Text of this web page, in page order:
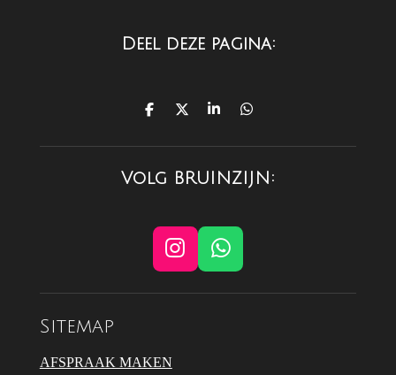
Deel deze pagina:
D
l
n
D
e
S
a
e
D
l
n
Volg BRUINZIJN:
I
W
Sitemap
AFSPRAAK MAKEN